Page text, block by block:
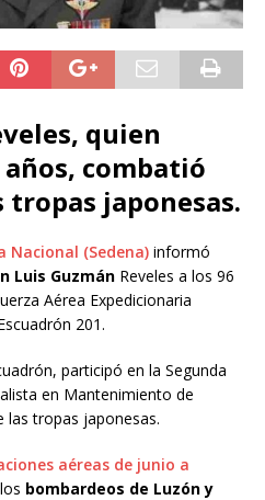
quien
combatió
japonesas.
Nacional (Sedena) informó
Luis Guzmán Reveles a los 96
Aérea Expedicionaria
201.
participó en la Segunda
en Mantenimiento de
las tropas japonesas.
aéreas de junio a
bombardeos de Luzón y